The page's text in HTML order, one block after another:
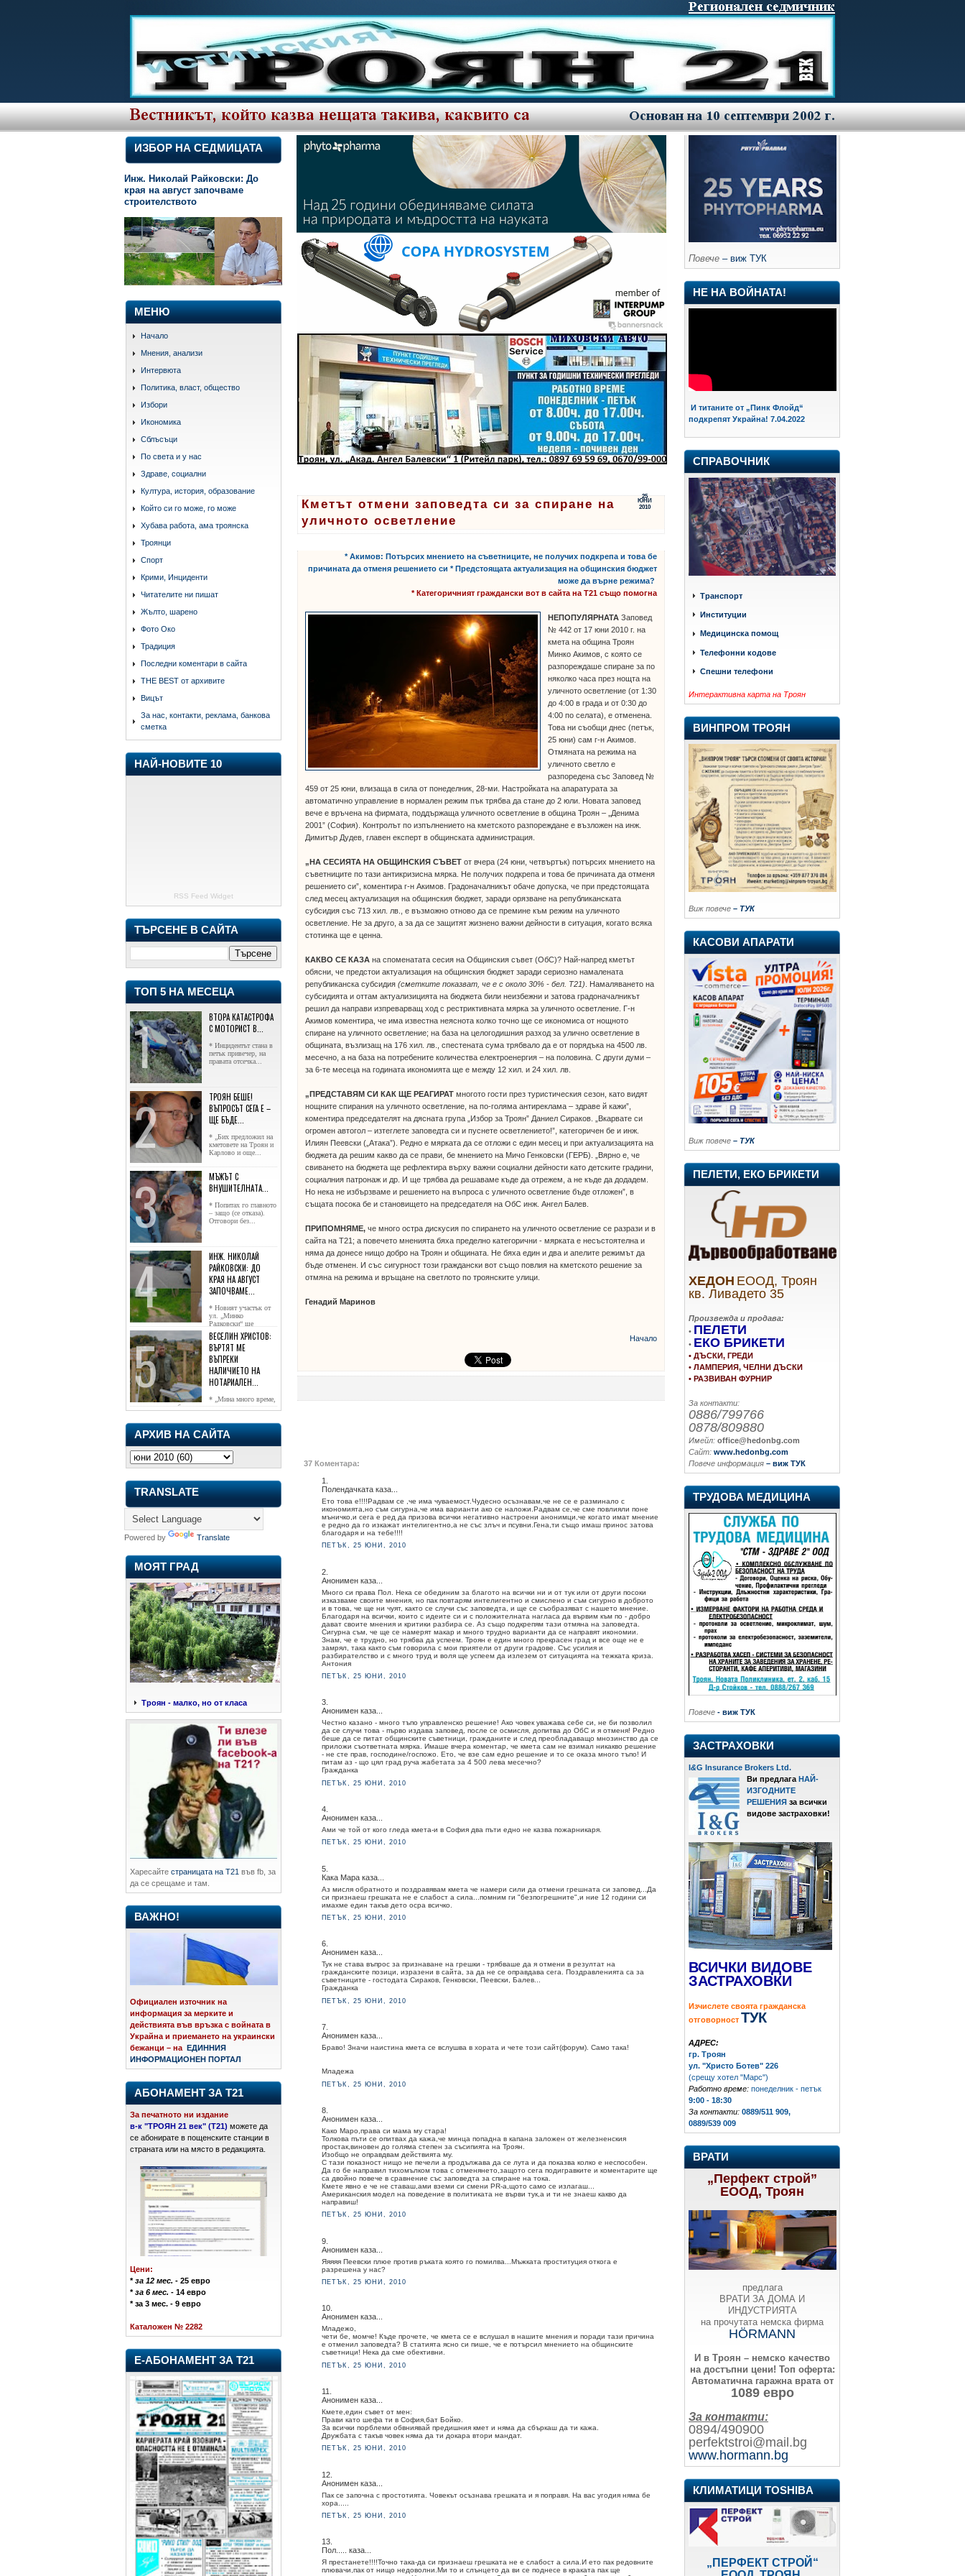
ИЗБОР НА СЕДМИЦАТА
Инж. Николай Райковски: До
края на август започваме
строителството
МЕНЮ
Начало
Мнения, анализи
Интервюта
Политика, власт, общество
Избори
Икономика
Сблъсъци
По света и у нас
Здраве, социални
Култура, история, образование
Който си го може, го може
Хубава работа, ама троянска
Троянци
Спорт
Крими, Инциденти
Читателите ни пишат
Жълто, шарено
Фото Око
Традиция
Последни коментари в сайта
THE BEST от архивите
Вицът
За нас, контакти, реклама, банкова
сметка
НАЙ-НОВИТЕ 10
RSS Feed Widget
ТЪРСЕНЕ В САЙТА
ТОП 5 НА МЕСЕЦА
ВТОРА КАТАСТРОФА
С МОТОРИСТ В...
* Инцидентът стана в
петък привечер, на
правата отсечка...
ТРОЯН БЕШЕ!
ВЪПРОСЪТ СЕГА Е –
ЩЕ БЪДЕ...
* „Бих предложил на
кметовете на Троян и
Карлово и още...
МЪЖЪТ С
ВНУШИТЕЛНАТА...
* Попитах го главното
– защо (се отказа).
Отговори без...
ИНЖ. НИКОЛАЙ
РАЙКОВСКИ: ДО
КРАЯ НА АВГУСТ
ЗАПОЧВАМЕ...
* Новият участък от
ул. „Минко
Радковски“ ще
достигне жк...
ВЕСЕЛИН ХРИСТОВ:
ВЪРТЯТ МЕ
ВЪПРЕКИ
НАЛИЧИЕТО НА
НОТАРИАЛЕН...
* „Мина много време,
чаках го да се обади, но нищо не...
АРХИВ НА САЙТА
TRANSLATE
Powered by Translate
МОЯТ ГРАД
Троян - малко, но от класа
Харесайте страницата на Т21 във fb, за
да се срещаме и там.
ВАЖНО!
Официален източник на
информация за мерките и
действията във връзка с войната в
Украйна и приемането на украински
бежанци – на
ЕДИННИЯ
ИНФОРМАЦИОНЕН ПОРТАЛ
АБОНАМЕНТ ЗА Т21
За печатното ни издание
в-к "ТРОЯН 21 век" (Т21) можете да
се абонирате в пощенските станции в
страната или на място в редакцията.
Цени:
*за 12 мес. - 25 евро
*за 6 мес. - 14 евро
* за 3 мес. - 9 евро
Каталожен № 2282
Е-АБОНАМЕНТ ЗА Т21
25
ЮНИ
2010
Кметът отмени заповедта си за спиране на
уличното осветление
* Акимов: Потърсих мнението на съветниците, не получих подкрепа и това бе
причината да отменя решението си * Предстоящата актуализация на общинския бюджет
може да върне режима?
* Категоричният граждански вот в сайта на Т21 също помогна
НЕПОПУЛЯРНАТА Заповед
№ 442 от 17 юни 2010 г. на
кмета на община Троян
Минко Акимов, с която се
разпореждаше спиране за по
няколко часа през нощта на
уличното осветление (от 1:30
до 4:00 в града и от 0:30 до
4:00 по селата), е отменена.
Това ни съобщи днес (петък,
25 юни) сам г-н Акимов.
Отмяната на режима на
уличното светло е
разпоредена със Заповед №
459 от 25 юни, влизаща в сила от понеделник, 28-ми. Настройката на апаратурата за
автоматично управление в нормален режим пък трябва да стане до 2 юли. Новата заповед
вече е връчена на фирмата, поддържаща уличното осветление в община Троян – „Денима
2001” (София). Контролът по изпълнението на кметското разпореждане е възложен на инж.
Димитър Дудев, главен експерт в общинската администрация.
„НА СЕСИЯТА НА ОБЩИНСКИЯ СЪВЕТ от вчера (24 юни, четвъртък) потърсих мнението на
съветниците по тази антикризисна мярка. Не получих подкрепа и това бе причината да отменя
решението си”, коментира г-н Акимов. Градоначалникът обаче допуска, че при предстоящата
след месец актуализация на общинския бюджет, заради орязване на републиканската
субсидия със 713 хил. лв., е възможно отново да се премине към режим на уличното
осветление. Не за друго, а за да се защитят жизнено важни дейности в ситуация, когато всяка
стотинка ще е ценна.
КАКВО СЕ КАЗА на споменатата сесия на Общинския съвет (ОбС)? Най-напред кметът
обясни, че предстои актуализация на общинския бюджет заради сериозно намалената
републиканска субсидия(сметките показват, че е с около 30% - бел. Т21) . Намаляването на
субсидията и оттам актуализицията на бюджета били неизбежни и затова градоначалникът
решил да направи изпреварващ ход с рестриктивната мярка за уличното осветление. Г-н
Акимов коментира, че има известна неяснота колко точно ще се икономиса от нощното
спиране на уличното осветление; на база на целогодишния разход за улично осветление в
общината, възлизащ на 176 хил. лв., спестената сума трябвало да е от порядъка на 4500 лв.
месечно, а на база на потребените количества електроенергия – на половина. С други думи –
за 6-те месеца на годината икономията ще е между 12 хил. и 24 хил. лв.
„ПРЕДСТАВЯМ СИ КАК ЩЕ РЕАГИРАТ многото гости през туристическия сезон, като видят
нощните спирания на уличното осветление, на по-голяма антиреклама – здраве й кажи”,
коментира председателят на дясната група „Избор за Троян” Даниел Сираков. „Вкарвате си
огромен автогол – изтеглете заповедта си и пуснете осветлението!”, категоричен бе и инж.
Илиян Пеевски („Атака”). Редно е мярката да се отложи с един месец и при актуализацията на
бюджета да решим какво да се прави, бе мнението на Мичо Генковски (ГЕРБ). „Вярно е, че
свиването на бюджета ще рефлектира върху важни социални дейности като детските градини,
социалния патронаж и др. И ще трябва да решаваме къде да отрежем, а не къде да додадем.
Но нека не избързваме и решението на въпроса с уличното осветление бъде отложен”, в
същата посока бе и становището на председателя на ОбС инж. Ангел Балев.
ПРИПОМНЯМЕ, че много остра дискусия по спирането на уличното осветление се разрази и в
сайта на Т21; а повечето мненията бяха пределно категорични - мярката е несъстоятелна и
няма да донесе нищо добро на Троян и общината. Не бяха един и два и апелите режимът да
бъде отменен. И със сигурност този граждански вот също повлия на кметското решение за
отмяна на режима и връщане на светлото по троянските улици.
Генадий Маринов
Начало
37 Коментара:
1.
Полендачката каза...
Ето това е!!!!Радвам се ,че има чуваемост.Чудесно осъзнавам,че не се е разминало с
икономията,но съм сигурна,че има варианти ако се наложи.Радвам се,че сме повлияли поне
мъничко,и сега е ред да призова всички негативно настроени анонимци,че когато имат мнение
е редно да го изкажат интелигентно,а не със злъч и псувни.Гена,ти също имаш принос затова
благодаря и на тебе!!!!
ПЕТЪК, 25 ЮНИ, 2010
2.
Анонимен каза...
Много си права Пол. Нека се обединим за благото на всички ни и от тук или от други посоки
изказваме своите мнения, но пак повтарям интелигентно и смислено и съм сигурно в доброто
и в това, че ще ни чуят, както се случи със заповедта, и ще се съобразяват с нашето мнение.
Благодаря на всички, които с идеите си и с положителната нагласа да вървим към по - добро
дават своите мнения и критики разбира се. Аз също подкрепям тази отмяна на заповедта.
Сигурна съм, че ще се намерят макар и много трудно варианти да се направят икономии.
Знам, че е трудно, но трябва да успеем. Троян е един много прекрасен град и все още не е
замрял, така както съм говорила с мои приятели от други градове. Със усилия и
разбирателство и с много труд и воля ще успеем да излезем от ситуацията на тежката криза.
Антония
ПЕТЪК, 25 ЮНИ, 2010
3.
Анонимен каза...
Честно казано - много тъпо управленско решение! Ако човек уважава себе си, не би позволил
да се случи това - първо издава заповед, после се осмисля, допитва до ОбС и я отменя! Редно
беше да се питат общинските съветници, гражданите и след преобладаващо мнозинство да се
приложи съответната мярка. Имаше вчера коментар, че кмета сам не взимал никакво решение
- не сте прав, господине/госпожо. Ето, че взе сам едно решение и то се оказа много тъпо! И
питам аз - що цял град руча жабетата за 4 500 лева месечно?
Гражданка
ПЕТЪК, 25 ЮНИ, 2010
4.
Анонимен каза...
Ами че той от кого гледа кмета-и в София два пъти едно не казва пожарникаря.
ПЕТЪК, 25 ЮНИ, 2010
5.
Кака Мара каза...
Аз мисля обратното и поздравявам кмета че намери сили да отмени грешната си заповед...Да
си признаеш грешката не е слабост а сила...помним ги "безпогрешните",и ние 12 години си
имахме един такъв дето осра всичко.
ПЕТЪК, 25 ЮНИ, 2010
6.
Анонимен каза...
Тук не става въпрос за признаване на грешки - трябваше да я отмени в резултат на
гражданските позици, изразени в сайта, за да не се оправдава сега. Поздравленията са за
съветниците - гостодата Сираков, Генковски, Пеевски, Балев...
Гражданка
ПЕТЪК, 25 ЮНИ, 2010
7.
Анонимен каза...
Браво! Значи наистина кмета се вслушва в хората и чете този сайт(форум). Само така!
Младежа
ПЕТЪК, 25 ЮНИ, 2010
8.
Анонимен каза...
Како Маро,права си мама му стара!
Толкова пъти се опитвах да кажа,че минца попадна в капана заложен от железненския
простак,виновен до голяма степен за съсипията на Троян.
Изобщо не оправдвам действията му.
С тази показност нищо не печели а продължава да се лута и да показва колко е неспособен.
Да го бе направил тихомълком това с отменянето,защото сега подигравките и коментарите ще
са двойно повече в сравнение със заповедта за спиране на тока.
Кмете явно е че не ставаш,ами вземи си смени PR-а,щото само се излагаш...
Американския модел на поведение в политиката не върви тук,а и ти не знаеш какво да
направиш!
ПЕТЪК, 25 ЮНИ, 2010
9.
Анонимен каза...
Яяяяя Пеевски плюе против ръката която го помилва...Мъжката проституция откога е
разрешена у нас?
ПЕТЪК, 25 ЮНИ, 2010
10.
Анонимен каза...
Младежо,
чети бе, момче! Къде прочете, че кмета се е вслушал в нашите мнения и поради тази причина
е отменил заповедта? В статията ясно си пише, че е потърсил мнението на общинските
съветници! Нека да сме обективни.
ПЕТЪК, 25 ЮНИ, 2010
11.
Анонимен каза...
Кмете,един съвет от мен:
Прави като шефа ти в София,бат Бойко.
За всички порблеми обвниявай предишния кмет и няма да сбъркаш да ти кажа.
Дружбата с такъв човек няма да ти докара втори мандат.
ПЕТЪК, 25 ЮНИ, 2010
12.
Анонимен каза...
Пак се започна с простотията. Човекът осъзнава грешката и я поправя. На вас угодия няма бе
хора.....
ПЕТЪК, 25 ЮНИ, 2010
13.
Пол..... каза...
Я престанете!!!!Точно така-да си признаеш грешката не е слабост а сила.И ето пак редовните
плювачи,пак от нищо недоволни.Ми то и слънцето да ви се поднесе в краката пак ще
Повече – виж ТУК
НЕ НА ВОЙНАТА!
И титаните от „Пинк Флойд“
подкрепят Украйна! 7.04.2022
СПРАВОЧНИК
Транспорт
Институции
Медицинска помощ
Телефонни кодове
Спешни телефони
Интерактивна карта на Троян
ВИНПРОМ ТРОЯН
Виж повече – ТУК
КАСОВИ АПАРАТИ
Виж повече – ТУК
ПЕЛЕТИ, ЕКО БРИКЕТИ
ХЕДОН ЕООД, Троян
кв. Ливадето 35
Произвежда и продава:
• ПЕЛЕТИ
• ЕКО БРИКЕТИ
• ДЪСКИ, ГРЕДИ
• ЛАМПЕРИЯ, ЧЕЛНИ ДЪСКИ
• РАЗВИВАН ФУРНИР
За контакти:
0886/799766
0878/809880
Имейл: office@hedonbg.com
Сайт: www.hedonbg.com
Повече информация – виж ТУК
ТРУДОВА МЕДИЦИНА
Повече - виж ТУК
ЗАСТРАХОВКИ
I&G Insurance Brokers Ltd.
Ви предлага НАЙ-
ИЗГОДНИТЕ
РЕШЕНИЯ за всички
видове застраховки!
ВСИЧКИ ВИДОВЕ
ЗАСТРАХОВКИ
Изчислете своята гражданска
отговорност ТУК
АДРЕС:
гр. Троян
ул. "Христо Ботев" 226
(срещу хотел "Марс")
Работно време: понеделник - петък
9:00 - 18:30
За контакти: 0889/511 909,
0889/539 009
ВРАТИ
„Перфект строй”
ЕООД, Троян
предлага
ВРАТИ ЗА ДОМА И
ИНДУСТРИЯТА
на прочутата немска фирма
HÖRMANN
И в Троян – немско качество
на достъпни цени! Топ оферта:
Автоматична гаражна врата от
1089 евро
За контакти:
0894/490900
perfektstroi@mail.bg
www.hormann.bg
КЛИМАТИЦИ TOSHIBA
„ПЕРФЕКТ СТРОЙ“